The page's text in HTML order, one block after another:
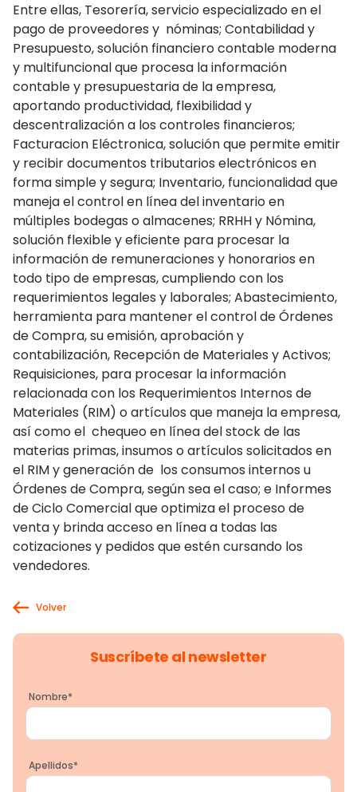
Entre ellas, Tesorería, servicio especializado en el
pago de proveedores y nóminas; Contabilidad y
Presupuesto, solución financiero contable moderna
y multifuncional que procesa la información
contable y presupuestaria de la empresa,
aportando productividad, flexibilidad y
descentralización a los controles financieros;
Facturacion Eléctronica, solución que permite emitir
y recibir documentos tributarios electrónicos en
forma simple y segura; Inventario, funcionalidad que
maneja el control en línea del inventario en
múltiples bodegas o almacenes; RRHH y Nómina,
solución flexible y eficiente para procesar la
información de remuneraciones y honorarios en
todo tipo de empresas, cumpliendo con los
requerimientos legales y laborales; Abastecimiento,
herramienta para mantener el control de Órdenes
de Compra, su emisión, aprobación y
contabilización, Recepción de Materiales y Activos;
Requisiciones, para procesar la información
relacionada con los Requerimientos Internos de
Materiales (RIM) o artículos que maneja la empresa,
así como el chequeo en línea del stock de las
materias primas, insumos o artículos solicitados en
el RIM y generación de los consumos internos u
Órdenes de Compra, según sea el caso; e Informes
de Ciclo Comercial que optimiza el proceso de
venta y brinda acceso en línea a todas las
cotizaciones y pedidos que estén cursando los
vendedores.
Volver
Suscríbete al newsletter
Nombre*
Apellidos*